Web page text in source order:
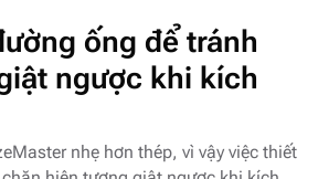
ống để tránh
ngược khi kích
nhẹ hơn thép, vì vậy việc thiết